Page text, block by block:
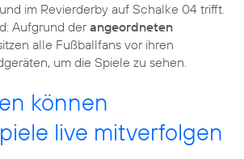
im Revierderby auf Schalke 04 trifft.
Aufgrund derangeordneten
alle Fußballfans vor ihren
um die Spiele zu sehen.
können
live mitverfolgen